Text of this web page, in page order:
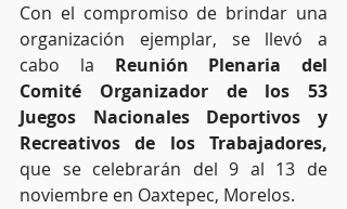
Con el compromiso de brindar una
organización ejemplar, se llevó a
cabo la Reunión Plenaria del
Comité Organizador de los 53
Juegos Nacionales Deportivos y
que se celebrarán del 9 al 13 de
noviembre en Oaxtepec, Morelos.